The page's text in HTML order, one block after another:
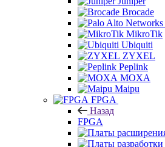
Brocade
MikroTik
Ubiquiti
ZYXEL
Peplink
MOXA
Maipu
FPGA
Назад
FPGA